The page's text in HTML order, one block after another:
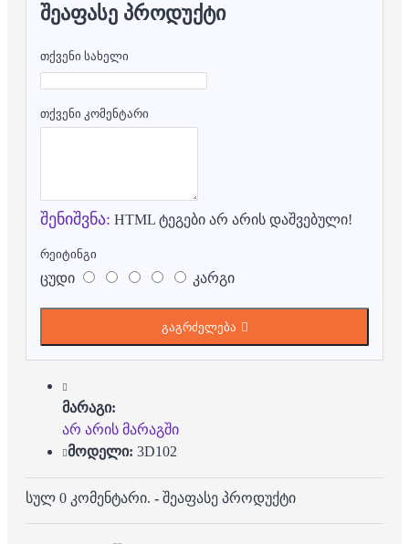
ᲨᲔᲐᲤᲐᲡᲔ ᲞᲠᲝᲓᲣᲥᲢᲘ
თქვენი სახელი
თქვენი კომენტარი
შენიშვნა: HTML ტეგები არ არის დაშვებული!
რეიტინგი
ცუდი კარგი
გაგრძელება
მარაგი:
არ არის მარაგში
მოდელი: 3D102
სულ 0 კომენტარი. - შეაფასე პროდუქტი